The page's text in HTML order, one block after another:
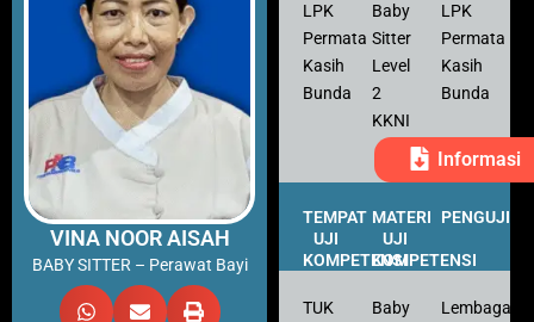
VINA NOOR AISAH
BABY SITTER – Perawat Bayi
LPK
Permata
Kasih
Bunda
Baby
Sitter
Level
2
KKNI
LPK
Permata
Kasih
Bunda
Informasi
TEMPAT
UJI
KOMPETENSI
MATERI
UJI
KOMPETENSI
PENGUJI
TUK
Baby
Lembaga